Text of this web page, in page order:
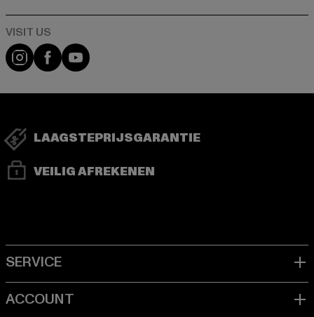
Visit our Instagram page:
Visit our Facebook page:
Visit our YouTube channel:
LAAGSTEPRIJSGARANTIE
VEILIG AFREKENEN